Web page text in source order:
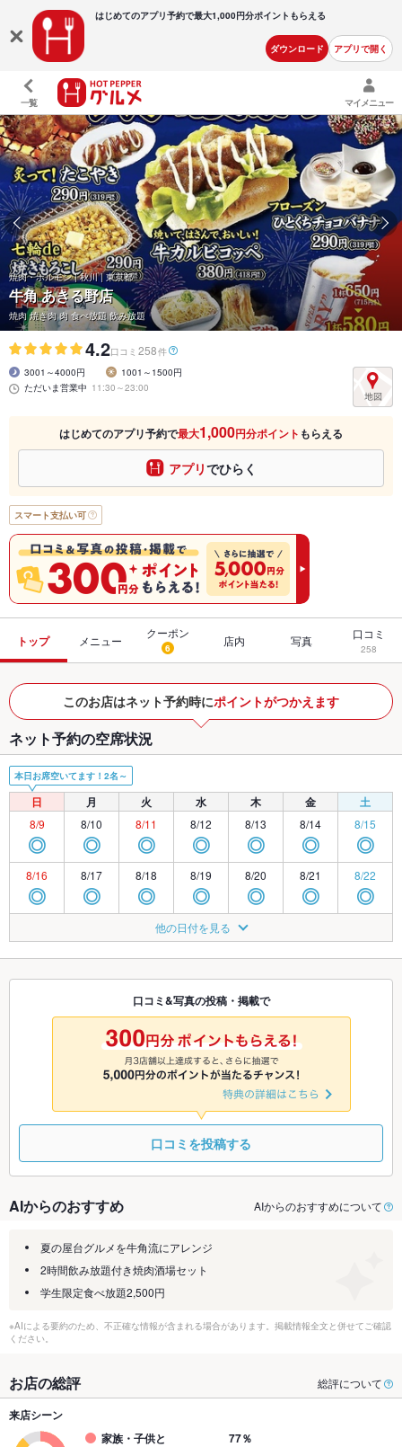
はじめてのアプリ予約で最大1,000円分ポイントもらえる
ダウンロード アプリで開く
一覧 マイメニュー
焼肉・ホルモン | 秋川 | 東京都
牛角 あきる野店
焼肉 焼き肉 肉 食べ放題 飲み放題
4.2口コミ 258件
3001～4000円
1001～1500円
ただいま営業中 11:30～23:00
はじめてのアプリ予約で最大1,000円分ポイント もらえる
アプリでひらく
スマート支払い可
トップ メニュー
クーポン
6 店内 写真 口コミ
258
このお店はネット予約時にポイントがつかえます
ネット予約の空席状況
本日お席空いてます！2名～
日 月 火 水 木 金 土
8/9
◎
8/10
◎
8/11
◎
8/12
◎
8/13
◎
8/14
◎
8/15
◎
8/16
◎
8/17
◎
8/18
◎
8/19
◎
8/20
◎
8/21
◎
8/22
◎
◎ ◎
8/25
◎
8/26
◎
8/27
◎ ◎ ◎
8/30 8/31 9/1
◎
9/2
◎
9/3
◎
9/4 9/5
9/8
◎ ◎ ◎ ◎
他の日付を見る
口コミ&写真の投稿・掲載で
口コミを投稿する
AIからのおすすめ AIからのおすすめについて
夏の屋台グルメを牛角流にアレンジ
2時間飲み放題付き焼肉酒場セット
学生限定食べ放題2,500円
※AIによる要約のため、不正確な情報が含まれる場合があります。掲載情報全文と併せてご確認
ください。
お店の総評 総評について
来店シーン
家族・子供と
77％